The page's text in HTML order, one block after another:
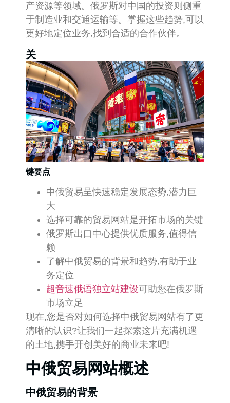
产资源等领域。俄罗斯对中国的投资则侧重
于制造业和交通运输等。掌握这些趋势,可以
更好地定位业务,找到合适的合作伙伴。
关
键要点
中俄贸易呈快速稳定发展态势,潜力巨
大
选择可靠的贸易网站是开拓市场的关键
俄罗斯出口中心提供优质服务,值得信
赖
了解中俄贸易的背景和趋势,有助于业
务定位
超音速俄语独立站建设可助您在俄罗斯
市场立足
现在,您是否对如何选择中俄贸易网站有了更
清晰的认识?让我们一起探索这片充满机遇
的土地,携手开创美好的商业未来吧!
中俄贸易网站概述
中俄贸易的背景